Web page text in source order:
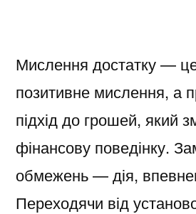
Мислення достатку —
позитивне мислення, а
підхід до грошей, який
фінансову поведінку.
обмежень — дія,
Переходячи від